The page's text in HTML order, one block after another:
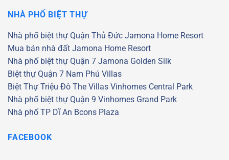
NHÀ PHỐ BIỆT THỰ
Nhà phố biệt thự Quận Thủ Đức Jamona Home Resort
Mua bán nhà đất Jamona Home Resort
Nhà phố biệt thự Quận 7 Jamona Golden Silk
Biệt thự Quận 7 Nam Phú Villas
Biệt Thự Triệu Đô The Villas Vinhomes Central Park
Nhà phố biệt thự Quận 9 Vinhomes Grand Park
Nhà phố TP Dĩ An Bcons Plaza
FACEBOOK